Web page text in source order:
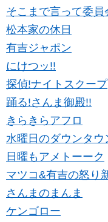
そこまで言って委員
松本家の休日
有吉ジャポン
にけつッ!!
探偵!ナイトスクープ
踊る!さんま御殿!!
きらきらアフロ
水曜日のダウンタウ
日曜もアメトーーク
マツコ&有吉の怒り
さんまのまんま
ケンゴロー